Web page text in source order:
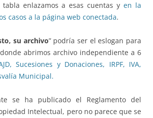
enlazamos a esas cuentas yen la
casos a la página web conectada.
su archivo” podría ser el eslogan para
abrimos archivo independiente a 6
Sucesiones y Donaciones, IRPF, IVA,
Municipal.
se ha publicado el Reglamento del
Intelectual, pero no parece que se